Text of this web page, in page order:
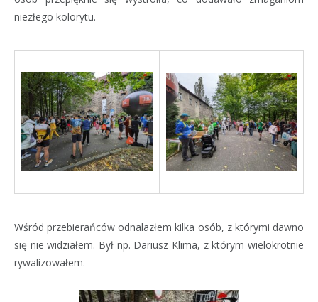
niezłego kolorytu.
Wśród przebierańców odnalazłem kilka osób, z którymi dawno
się nie widziałem. Był np. Dariusz Klima, z którym wielokrotnie
rywalizowałem.